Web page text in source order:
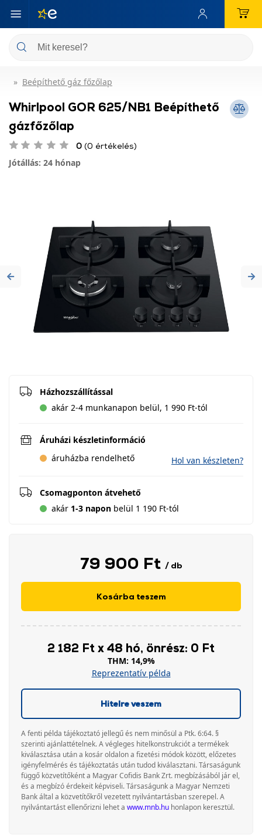
Beépíthető gáz főzőlap
Whirlpool GOR 625/NB1 Beépíthető
gázfőzőlap
0 (0 értékelés)
Jótállás: 24 hónap
Previous
Házhozszállítással
akár 2-4 munkanapon belül, 1 990 Ft-tól
Áruházi készletinformáció
áruházba rendelhető
Hol van készleten?
Csomagponton átvehető
akár 1-3 napon belül 1 190 Ft-tól
79 900 Ft / db
Kosárba teszem
2 182 Ft x 48 hó, önrész: 0 Ft
THM: 14,9%
Reprezentatív példa
Hitelre veszem
A fenti példa tájékoztató jellegű és nem minősül a Ptk. 6:64. §
szerinti ajánlattételnek. A végleges hitelkonstrukciót a termékek
kiválasztása után a kosár oldalon a fizetési módok között, előzetes
igényfelmérés és tájékoztatás után tudod kiválasztani. Társaságunk
függő közvetítőként a Magyar Cofidis Bank Zrt. megbízásából jár el,
és a megbízó érdekeit képviseli. Társaságunk a Magyar Nemzeti
Bank által a közvetítőkről vezetett nyilvántartásban szerepel. A
nyilvántartást ellenőrizni lehet a www.mnb.hu honlapon keresztül.